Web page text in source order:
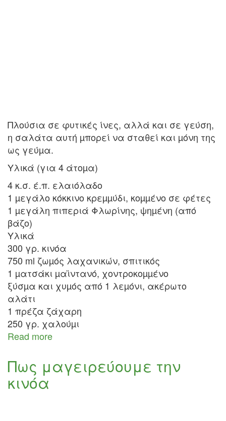
Πλούσια σε φυτικές ίνες, αλλά και σε γεύση,
η σαλάτα αυτή µπορεί να σταθεί και µόνη της
ως γεύµα.
Υλικά (για 4 άτοµα)
4 κ.σ. έ.π. ελαιόλαδο
1 µεγάλο κόκκινο κρεµµύδι, κοµµένο σε φέτες
1 µεγάλη πιπεριά Φλωρίνης, ψηµένη (από
βάζο)
Υλικά
300 γρ. κινόα
750 ml ζωµός λαχανικών, σπιτικός
1 µατσάκι µαϊντανό, χοντροκοµµένο
ξύσµα και χυµός από 1 λεµόνι, ακέρωτο
αλάτι
1 πρέζα ζάχαρη
250 γρ. χαλούµι
Read more
σαλάτα
με
Πως μαγειρεύουμε την
κινόα